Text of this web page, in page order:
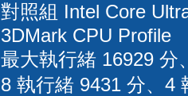
對照組 Intel Core
3DMark CPU Profile
最大執行緒 16929 分
8 執行緒 9431 分、4